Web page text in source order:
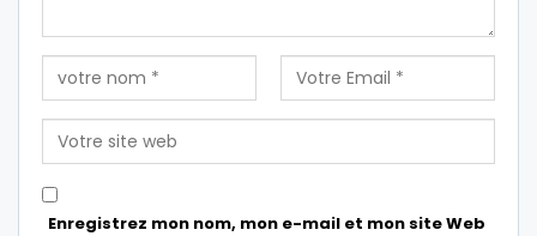
Enregistrez mon nom, mon e-mail et mon site Web